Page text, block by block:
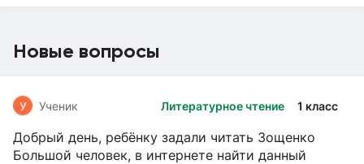
Новые вопросы
Литературное чтение 1 класс
У Ученик
Добрый день, ребёнку задали читать Зощенко
Большой человек, в интернете найти данный